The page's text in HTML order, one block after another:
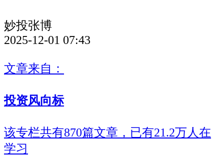
妙投张博
2025-12-01 07:43
文章来自：
投资风向标
该专栏共有870篇文章，已有21.2万人在
学习